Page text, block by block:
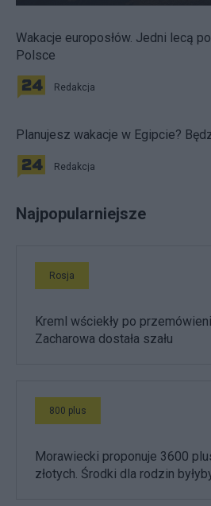
Wakacje europosłów. Jedni lecą
Polsce
Redakcja
Planujesz wakacje w Egipcie?
Redakcja
Najpopularniejsze
Rosja
Kreml wściekły po
Zacharowa dostała szału
800 plus
Morawiecki proponuje 3600
złotych. Środki dla rodzin